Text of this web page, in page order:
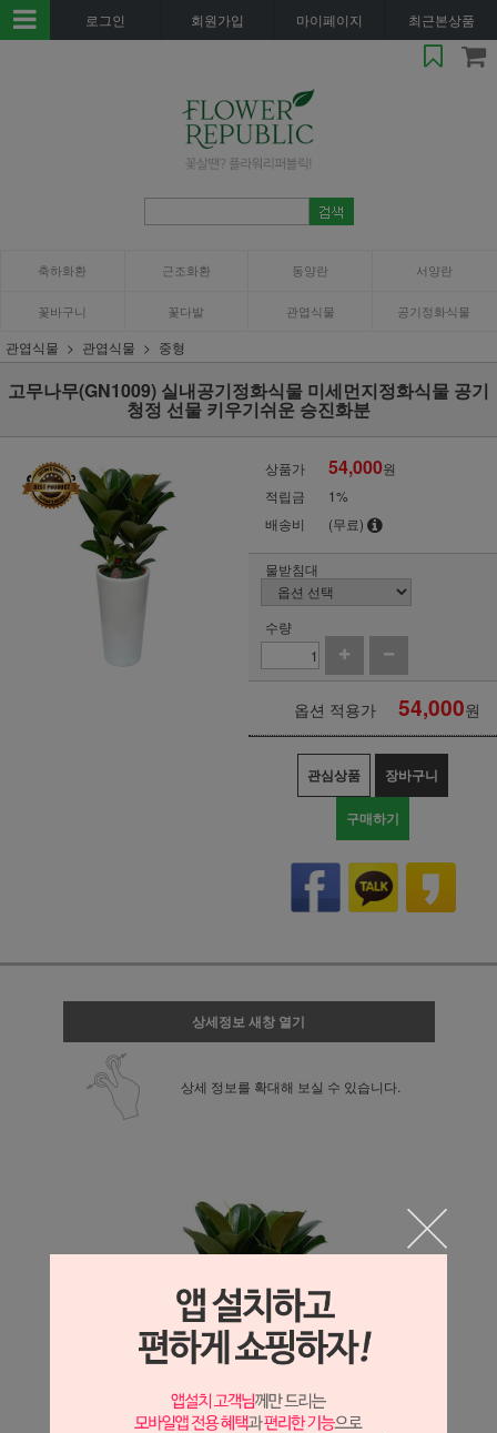
로그인 회원가입 마이페이지 최근본상품
축하화환 근조화환 동양란 서양란
꽃바구니 꽃다발 관엽식물 공기정화식물
관엽식물 관엽식물 중형
고무나무(GN1009) 실내공기정화식물 미세먼지정화식물 공기
청정 선물 키우기쉬운 승진화분
상품가 54,000원
적립금
1%
배송비
(무료)
물받침대
수량
옵션 적용가 54,000원
관심상품 장바구니
구매하기
상세정보 새창 열기
상세 정보를 확대해 보실 수 있습니다.